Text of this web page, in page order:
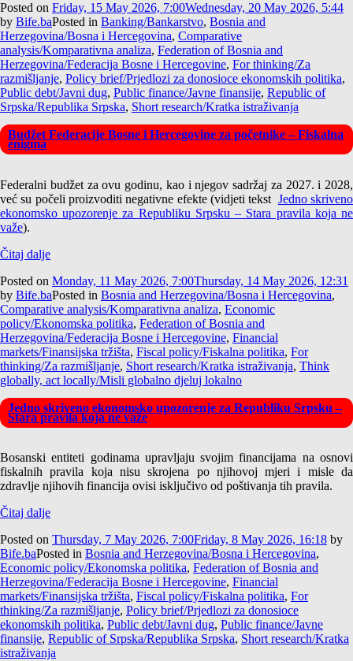
Posted on Friday, 15 May 2026, 7:00Wednesday, 20 May 2026, 5:44
by Bife.baPosted in Banking/Bankarstvo, Bosnia and
Herzegovina/Bosna i Hercegovina, Comparative
analysis/Komparativna analiza, Federation of Bosnia and
Herzegovina/Federacija Bosne i Hercegovine, For thinking/Za
razmišljanje, Policy brief/Prjedlozi za donosioce ekonomskih politika,
Public debt/Javni dug, Public finance/Javne finansije, Republic of
Srpska/Republika Srpska, Short research/Kratka istraživanja
Budžet Federacije Bosne i Hercegovine za početnike – Fiskalna
enigma
Federalni budžet za ovu godinu, kao i njegov sadržaj za 2027. i 2028,
već su počeli proizvoditi negativne efekte (vidjeti tekst Jedno skriveno
ekonomsko upozorenje za Republiku Srpsku – Stara pravila koja ne
važe).
Čitaj dalje
Posted on Monday, 11 May 2026, 7:00Thursday, 14 May 2026, 12:31
by Bife.baPosted in Bosnia and Herzegovina/Bosna i Hercegovina,
Comparative analysis/Komparativna analiza, Economic
policy/Ekonomska politika, Federation of Bosnia and
Herzegovina/Federacija Bosne i Hercegovine, Financial
markets/Finansijska tržišta, Fiscal policy/Fiskalna politika, For
thinking/Za razmišljanje, Short research/Kratka istraživanja, Think
globally, act locally/Misli globalno djeluj lokalno
Jedno skriveno ekonomsko upozorenje za Republiku Srpsku –
Stara pravila koja ne važe
Bosanski entiteti godinama upravljaju svojim financijama na osnovi
fiskalnih pravila koja nisu skrojena po njihovoj mjeri i misle da
zdravlje njihovih financija ovisi isključivo od poštivanja tih pravila.
Čitaj dalje
Posted on Thursday, 7 May 2026, 7:00Friday, 8 May 2026, 16:18 by
Bife.baPosted in Bosnia and Herzegovina/Bosna i Hercegovina,
Economic policy/Ekonomska politika, Federation of Bosnia and
Herzegovina/Federacija Bosne i Hercegovine, Financial
markets/Finansijska tržišta, Fiscal policy/Fiskalna politika, For
thinking/Za razmišljanje, Policy brief/Prjedlozi za donosioce
ekonomskih politika, Public debt/Javni dug, Public finance/Javne
finansije, Republic of Srpska/Republika Srpska, Short research/Kratka
istraživanja